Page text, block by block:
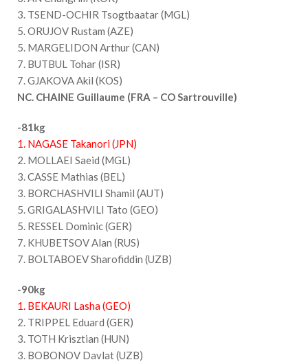
3. TSEND-OCHIR Tsogtbaatar (MGL)
5. ORUJOV Rustam (AZE)
5. MARGELIDON Arthur (CAN)
7. BUTBUL Tohar (ISR)
7. GJAKOVA Akil (KOS)
NC. CHAINE Guillaume (FRA – CO Sartrouville)
-81kg
1. NAGASE Takanori (JPN)
2. MOLLAEI Saeid (MGL)
3. CASSE Mathias (BEL)
3. BORCHASHVILI Shamil (AUT)
5. GRIGALASHVILI Tato (GEO)
5. RESSEL Dominic (GER)
7. KHUBETSOV Alan (RUS)
7. BOLTABOEV Sharofiddin (UZB)
-90kg
1. BEKAURI Lasha (GEO)
2. TRIPPEL Eduard (GER)
3. TOTH Krisztian (HUN)
3. BOBONOV Davlat (UZB)